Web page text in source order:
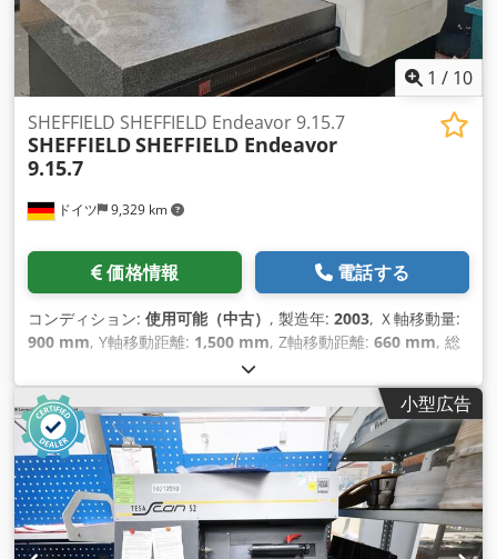
1 / 10
ドイツ 9,329 km
SHEFFIELD SHEFFIELD Endeavor 9.15.7
SHEFFIELDSHEFFIELD Endeavor
9.15.7
価格情報 電話する
コンディション: 使用可能（中古） , 製造年: 2003, Ｘ軸移動量:
900 mm, Y軸移動距離: 1,500 mm, Z軸移動距離: 660 mm, 総
, テーブル荷重:
グラム）, 軸数:3,
小型広告